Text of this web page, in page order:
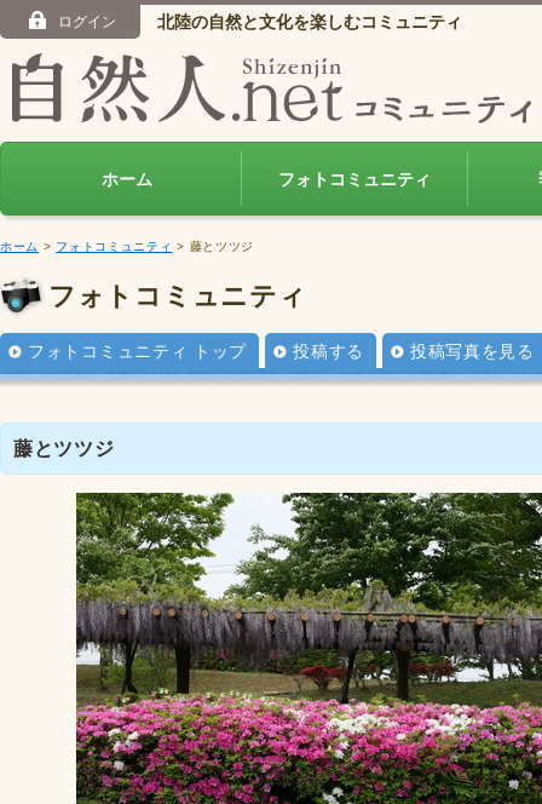
ログイン 北陸の自然と文化を楽しむコミュニティ
ホーム フォトコミュニティ
ホーム > フォトコミュニティ > 藤とツツジ
フォトコミュニティ
フォトコミュニティ トップ 投稿する 投稿写真を見る
藤とツツジ